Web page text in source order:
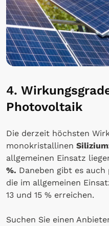
4.
Photovoltaik
Die derzeit höchsten
monokristallinen
allgemeinen Einsatz
%. Daneben gibt es
die im allgemeinen
13 und 15 % erreichen.
Suchen Sie einen